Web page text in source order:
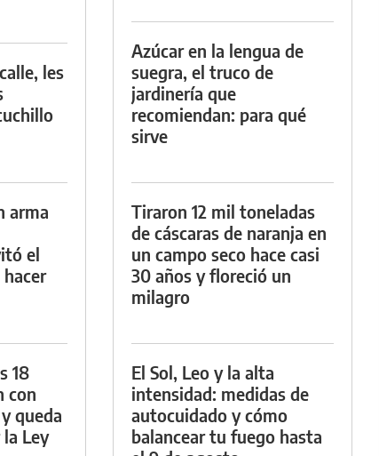
les
arma
el
18
con
queda
Ley
Azúcar en la lengua de
suegra, el truco de
jardinería que
recomiendan: para qué
sirve
Tiraron 12 mil toneladas
de cáscaras de naranja en
un campo seco hace casi
30 años y floreció un
milagro
El Sol, Leo y la alta
intensidad: medidas de
autocuidado y cómo
balancear tu fuego hasta